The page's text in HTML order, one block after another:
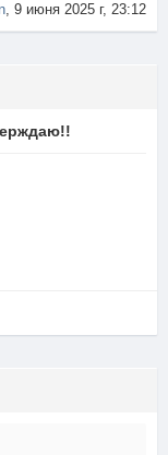
, 9 июня 2025 г, 23:12